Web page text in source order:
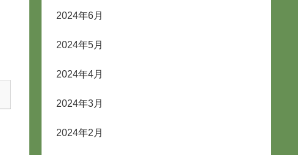
2024年6月
2024年5月
2024年4月
2024年3月
2024年2月